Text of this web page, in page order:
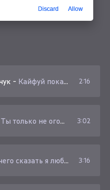
- Кайфуй пока молодой 2:16
Ты только не огорчайся за мою откровенность 3:02
я люблю тебя опять занята 3:16
Discard Allow